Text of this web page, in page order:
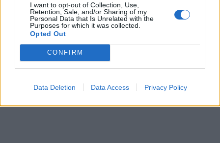
I want to opt-out of Collection, Use,
Retention, Sale, and/or Sharing of my
Personal Data that Is Unrelated with the
Purposes for which it was collected.
Opted Out
CONFIRM
Data Deletion Data Access Privacy Policy